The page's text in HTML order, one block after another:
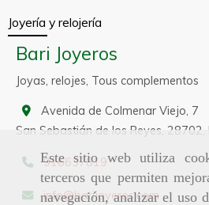
Este sitio web utiliza
terceros que permiten
navegación, analizar el uso
Joyería y relojería
Bari Joyeros
Joyas, relojes, Tous complementos
Avenida de Colmenar Viejo, 7
San Sebastián de los Reyes, 28702,
916637819
info barijoyeros.com